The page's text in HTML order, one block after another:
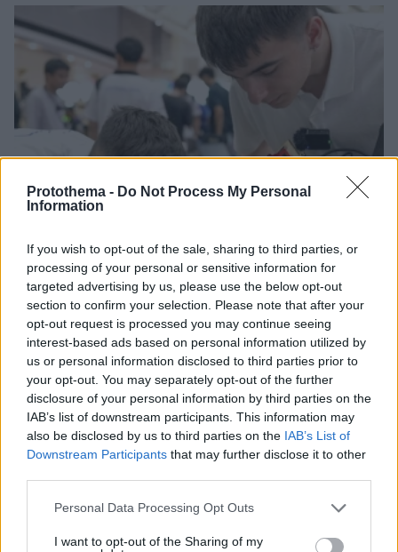
Protothema - Do Not Process My Personal
Information
If you wish to opt-out of the sale, sharing to third parties, or
processing of your personal or sensitive information for
targeted advertising by us, please use the below opt-out
section to confirm your selection. Please note that after your
opt-out request is processed you may continue seeing
interest-based ads based on personal information utilized by
us or personal information disclosed to third parties prior to
your opt-out. You may separately opt-out of the further
disclosure of your personal information by third parties on the
IAB’s list of downstream participants. This information may
also be disclosed by us to third parties on the IAB’s List of
Downstream Participants that may further disclose it to other
Please note that this website/app uses one or more Google
not limited to your visit or usage behaviour. You may click to
Personal Data Processing Opt Outs
I want to opt-out of the Sharing of my
Πώς μια απλή ιδέα εξελίχθηκε σε κορυφαίο θεσμό
ρομποτικής στην Ελλάδα
04.08.2026, 11:20